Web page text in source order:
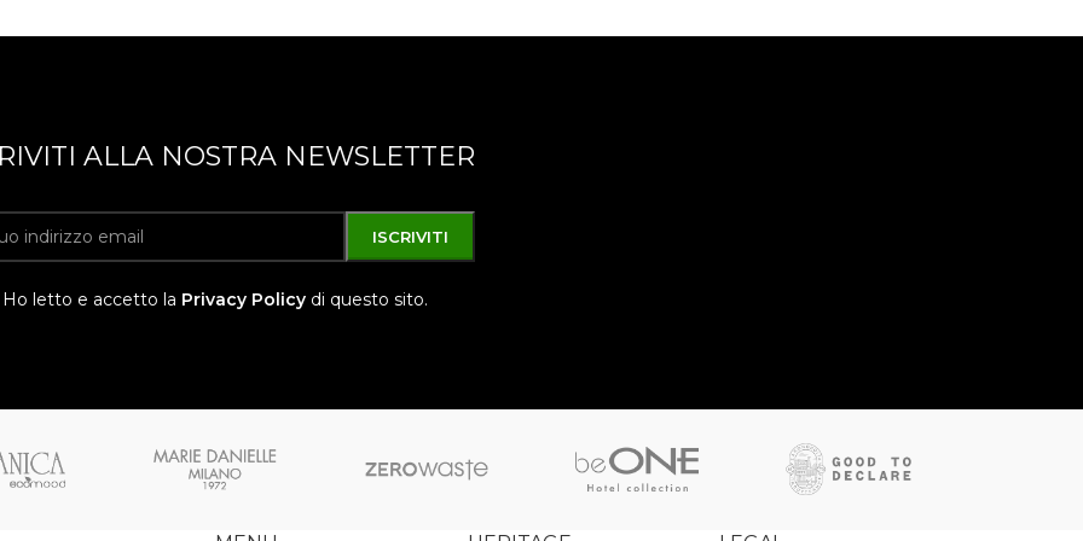
ALLA NOSTRA NEWSLETTER
Ho letto e accetto la Privacy Policydi questo sito.